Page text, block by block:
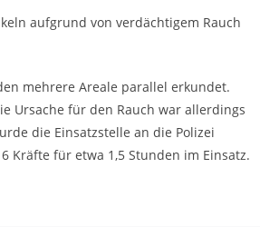
aufgrund von verdächtigem Rauch
mehrere Areale parallel erkundet.
Ursache für den Rauch war allerdings
die Einsatzstelle an die Polizei
Kräfte für etwa 1,5 Stunden im Einsatz.